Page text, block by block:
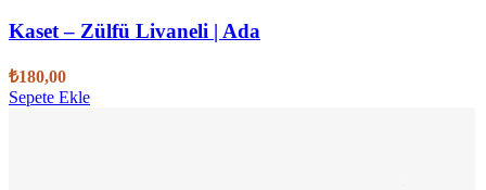
Kaset – Zülfü Livaneli | Ada
₺180,00
Sepete Ekle